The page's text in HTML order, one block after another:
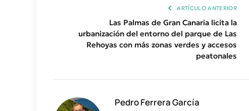
ARTÍCULO ANTERIOR
Las Palmas de Gran Canaria licita la
urbanización del entorno del parque de Las
Rehoyas con más zonas verdes y accesos
peatonales
Pedro Ferrera García